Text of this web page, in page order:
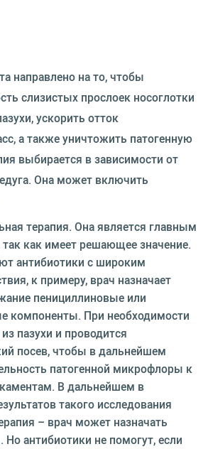
направлено на то, чтобы
слизистых прослоек носоглотки
ускорить отток
а также уничтожить патогенную
выбирается в зависимости от
Она может включить
терапия. Она является главным
как имеет решающее значение.
антибиотики с широким
к примеру, врач назначает
пенициллиновые или
компоненты. При необходимости
пазухи и проводится
посев, чтобы в дальнейшем
патогенной микрофлоры к
В дальнейшем в
такого исследования
– врач может назначать
Но антибиотики не помогут, если